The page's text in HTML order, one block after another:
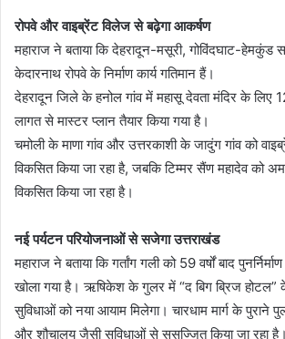
रोपवे और वाइब्रेंट विलेज से बढ़ेगा आकर्षण
महाराज ने बताया कि देहरादून-मसूरी, गोविंदघाट-हेमकुंड
केदारनाथ रोपवे के निर्माण कार्य गतिमान हैं।
देहरादून जिले के हनोल गांव में महासू देवता मंदिर के लिए
लागत से मास्टर प्लान तैयार किया गया है।
चमोली के माणा गांव और उत्तरकाशी के जादुंग गांव को
विकसित किया जा रहा है, जबकि टिम्मर सैंण महादेव को
विकसित किया जा रहा है।
नई पर्यटन परियोजनाओं से सजेगा उत्तराखंड
महाराज ने बताया कि गर्तांग गली को 59 वर्षों बाद
खोला गया है। ऋषिकेश के गुलर में “द बिग ब्रिज होटल” के
सुविधाओं को नया आयाम मिलेगा। चारधाम मार्ग के पुराने
और शौचालय जैसी सुविधाओं से सुसज्जित किया जा रहा